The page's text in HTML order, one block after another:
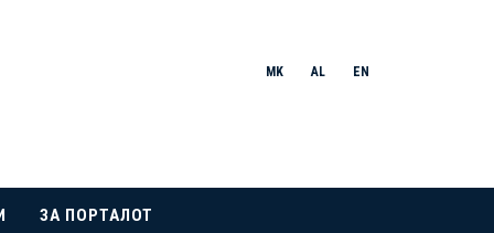
MK AL EN
ЗА ПОРТАЛОТ